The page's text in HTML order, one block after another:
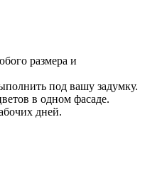
размера и
под вашу задумку.
в одном фасаде.
дней.